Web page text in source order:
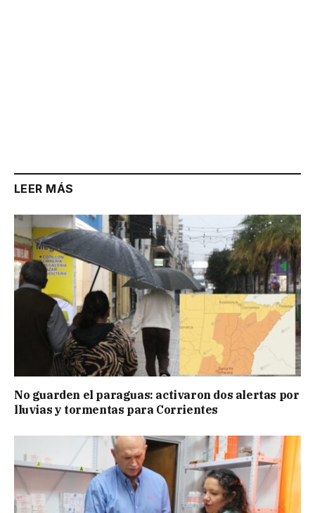
LEER MÁS
No guarden el paraguas: activaron dos alertas por
lluvias y tormentas para Corrientes